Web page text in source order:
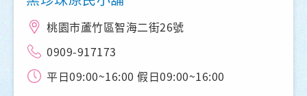
桃園市蘆竹區智海二街26號
0909-917173
平日09:00~16:00 假日09:00~16:00